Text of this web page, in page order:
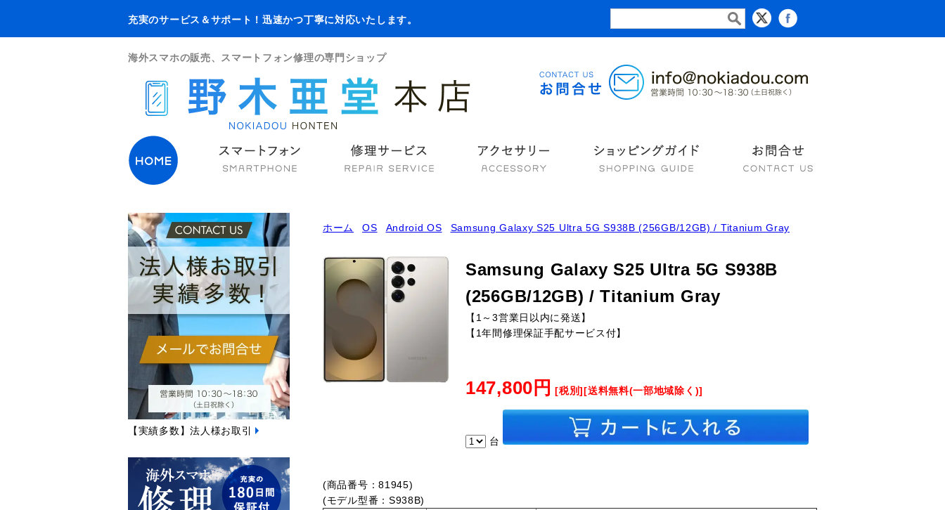
充実のサービス＆サポート！迅速かつ丁寧に対応いたします。
海外スマホの販売、スマートフォン修理の専門ショップ
ホーム OS Android OS Samsung Galaxy S25 Ultra 5G S938B (256GB/12GB) / Titanium Gray
Samsung Galaxy S25 Ultra 5G S938B
(256GB/12GB) / Titanium Gray
【1～3営業日以内に発送】
【1年間修理保証手配サービス付】
147,800円 [税別][送料無料(一部地域除く)]
台
(商品番号：81945)
(モデル型番：S938B)
【実績多数】法人様お取引